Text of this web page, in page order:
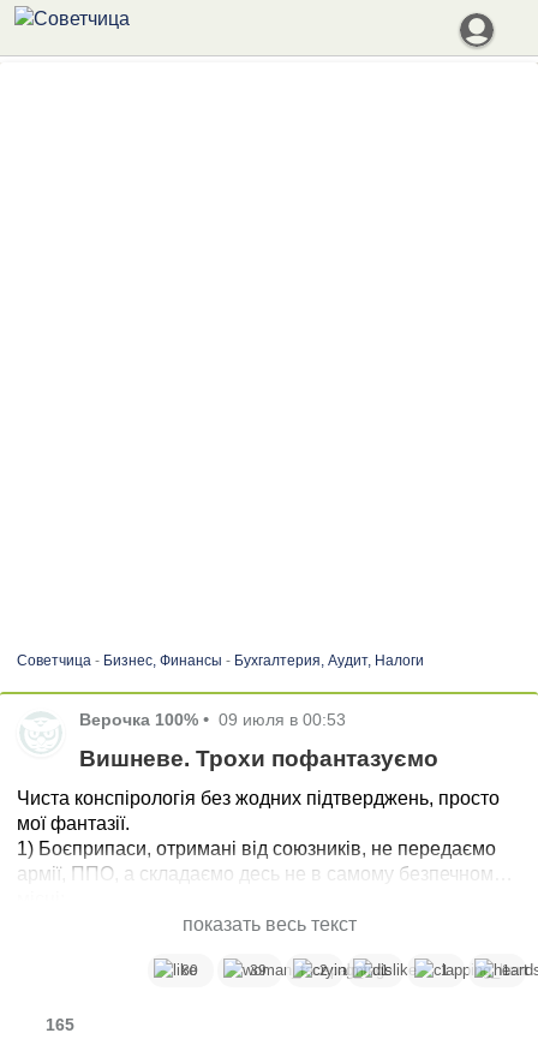
Советчица- Бизнес, Финансы - Бухгалтерия, Аудит, Налоги
Верочка 100% • 09 июля в 00:53
Вишневе. Трохи пофантазуємо
Чиста конспірологія без жодних підтверджень, просто
мої фантазії.
1) Боєприпаси, отримані від союзників, не передаємо
армії, ППО, а складаємо десь не в самому безпечному
2) зливаємо координати, туди прилітає.
- боєприпасів немає;
були, в доведіть, що ні;
показать весь текст
80 39 2 1 1 1
165